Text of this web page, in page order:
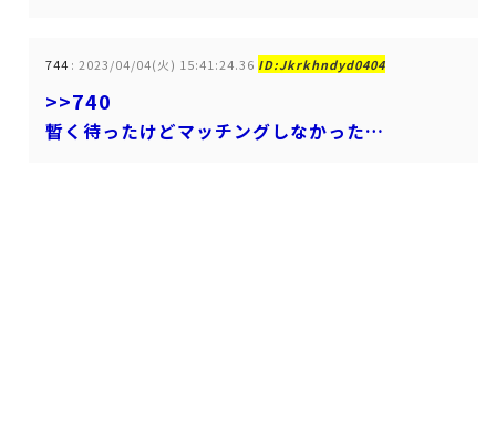
744 : 2023/04/04(火) 15:41:24.36 ID:Jkrkhndyd0404
>>740
暫く待ったけどマッチングしなかった…